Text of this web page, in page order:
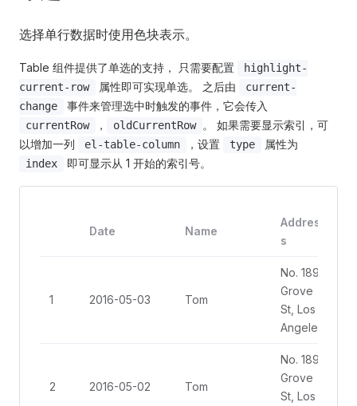
2016-05-06
选择单行数据时使用色块表示。
Table 组件提供了单选的支持， 只需要配置
highlight-
current-row
属性即可实现单选。 之后由
current-
change
事件来管理选中时触发的事件，它会传入
currentRow ， oldCurrentRow
。 如果需要显示索引，可
以增加一列
el-table-column ，设置 type 属性为
index 即可显示从 1 开始的索引号。
Date Name
Addres
s
1 2016-05-03 Tom
No. 189,
Grove
St, Los
Angeles
2 2016-05-02 Tom
No. 189,
Grove
St, Los